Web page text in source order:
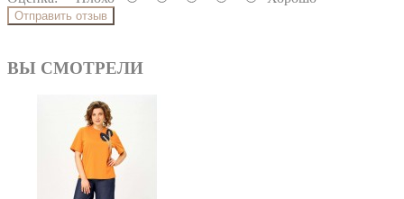
Отправить отзыв
ВЫ СМОТРЕЛИ